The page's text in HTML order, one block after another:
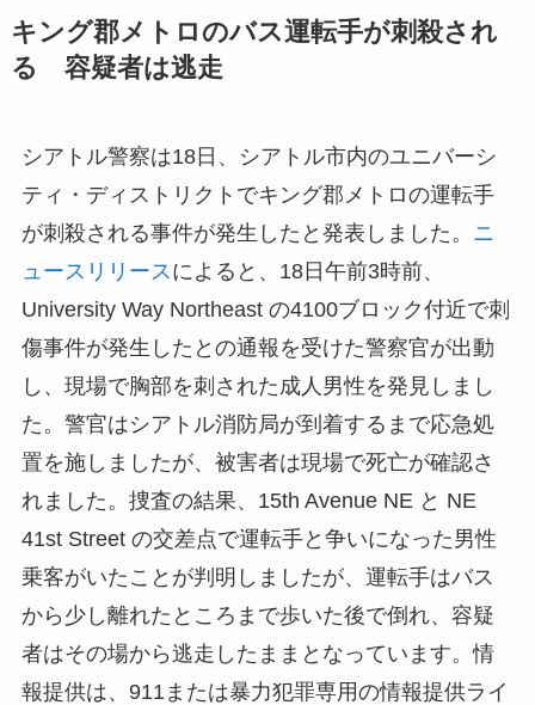
キング郡メトロのバス運転手が刺殺され
る 容疑者は逃走
シアトル警察は18日、シアトル市内のユニバーシ
ティ・ディストリクトでキング郡メトロの運転手
が刺殺される事件が発生したと発表しました。 ニ
ュースリリース によると、18日午前3時前、
University Way Northeast の4100ブロック付近で刺
傷事件が発生したとの通報を受けた警察官が出動
し、現場で胸部を刺された成人男性を発見しまし
た。警官はシアトル消防局が到着するまで応急処
置を施しましたが、被害者は現場で死亡が確認さ
れました。捜査の結果、15th Avenue NE と NE
41st Street の交差点で運転手と争いになった男性
乗客がいたことが判明しましたが、運転手はバス
から少し離れたところまで歩いた後で倒れ、容疑
者はその場から逃走したままとなっています。情
報提供は、911または暴力犯罪専用の情報提供ライ